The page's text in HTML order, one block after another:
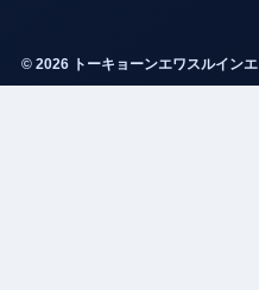
© 2026 トーキョーンエワスルインエ